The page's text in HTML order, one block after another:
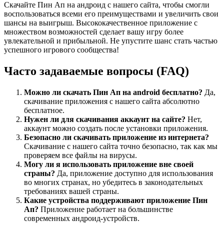
Скачайте Пин Ап на андроид с нашего сайта, чтобы смогли
воспользоваться всеми его преимуществами и увеличить свои
шансы на выигрыш. Высококачественное приложение с
множеством возможностей сделает вашу игру более
увлекательной и прибыльной. Не упустите шанс стать частью
успешного игрового сообщества!
Часто задаваемые вопросы (FAQ)
Можно ли скачать Пин Ап на android бесплатно? Да,
скачивание приложения с нашего сайта абсолютно
бесплатное.
Нужен ли для скачивания аккаунт на сайте? Нет,
аккаунт можно создать после установки приложения.
Безопасно ли скачивать приложение из интернета?
Скачивание с нашего сайта точно безопасно, так как мы
проверяем все файлы на вирусы.
Могу ли я использовать приложение вне своей
страны? Да, приложение доступно для использования
во многих странах, но убедитесь в законодательных
требованиях вашей страны.
Какие устройства поддерживают приложение Пин
Ап? Приложение работает на большинстве
современных андроид-устройств.